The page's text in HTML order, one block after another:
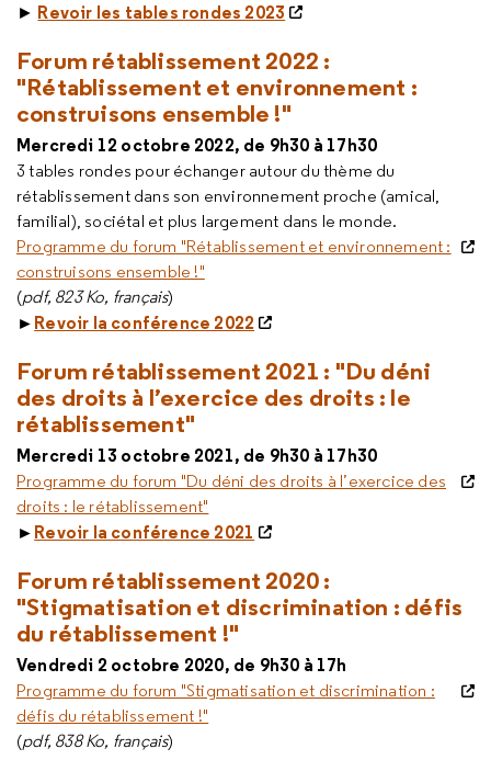
► Revoir les tables rondes 2023
Forum rétablissement 2022 :
"Rétablissement et environnement :
construisons ensemble !"
Mercredi 12 octobre 2022, de 9h30 à 17h30
3 tables rondes pour échanger autour du thème du
rétablissement dans son environnement proche (amical,
familial), sociétal et plus largement dans le monde.
Programme du forum "Rétablissement et environnement :
construisons ensemble !"
(pdf, 823 Ko, français)
► Revoir la conférence 2022
Forum rétablissement 2021 : "Du déni
des droits à l’exercice des droits : le
rétablissement"
Mercredi 13 octobre 2021, de 9h30 à 17h30
Programme du forum "Du déni des droits à l’exercice des
droits : le rétablissement"
► Revoir la conférence 2021
Forum rétablissement 2020 :
"Stigmatisation et discrimination : défis
du rétablissement !"
Vendredi 2 octobre 2020, de 9h30 à 17h
Programme du forum "Stigmatisation et discrimination :
défis du rétablissement !"
(pdf, 838 Ko, français)